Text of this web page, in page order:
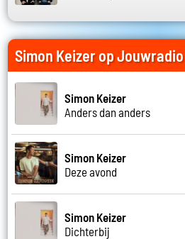
Simon Keizer op Jouwradio
Simon Keizer
Anders dan anders
Simon Keizer
Deze avond
Simon Keizer
Dichterbij